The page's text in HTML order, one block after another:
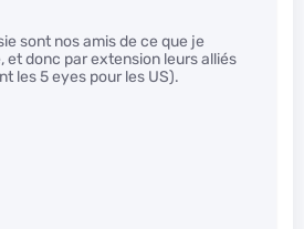
sont nos amis de ce que je
et donc par extension leurs alliés
les 5 eyes pour les US).